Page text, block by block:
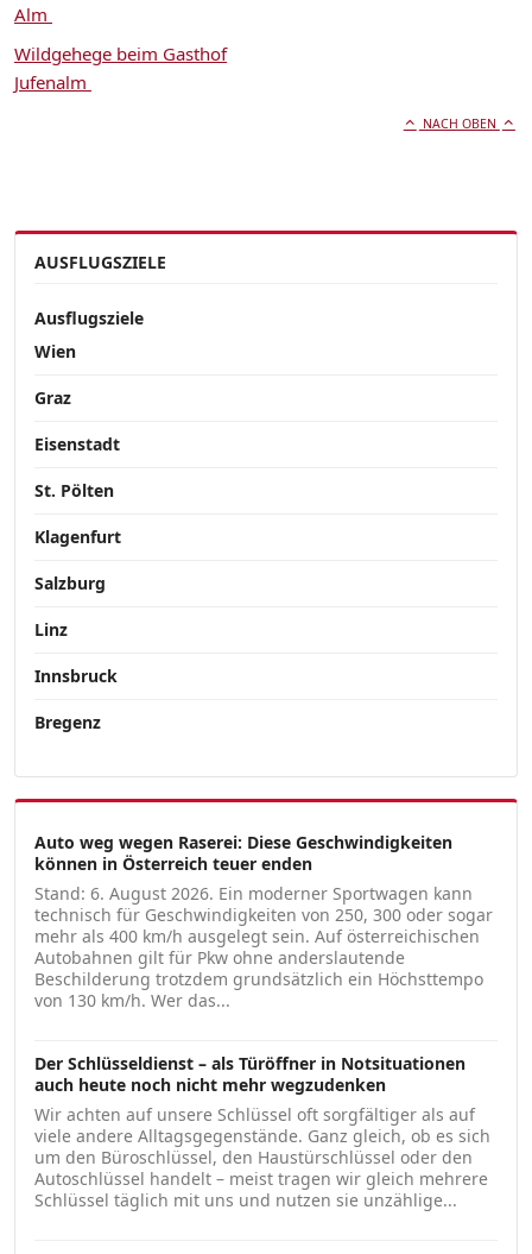
Alm
Wildgehege beim Gasthof
Jufenalm
NACH OBEN
AUSFLUGSZIELE
Ausflugsziele
Wien
Graz
Eisenstadt
St. Pölten
Klagenfurt
Salzburg
Linz
Innsbruck
Bregenz
Auto weg wegen Raserei: Diese Geschwindigkeiten
können in Österreich teuer enden
Stand: 6. August 2026. Ein moderner Sportwagen kann
technisch für Geschwindigkeiten von 250, 300 oder sogar
mehr als 400 km/h ausgelegt sein. Auf österreichischen
Autobahnen gilt für Pkw ohne anderslautende
Beschilderung trotzdem grundsätzlich ein Höchsttempo
von 130 km/h. Wer das...
Der Schlüsseldienst – als Türöffner in Notsituationen
auch heute noch nicht mehr wegzudenken
Wir achten auf unsere Schlüssel oft sorgfältiger als auf
viele andere Alltagsgegenstände. Ganz gleich, ob es sich
um den Büroschlüssel, den Haustürschlüssel oder den
Autoschlüssel handelt – meist tragen wir gleich mehrere
Schlüssel täglich mit uns und nutzen sie unzählige...